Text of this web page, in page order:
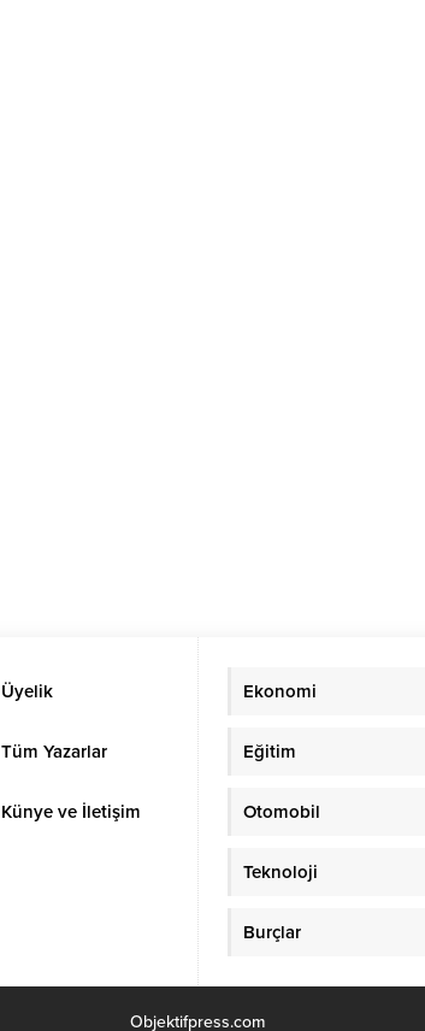
Üyelik
Tüm Yazarlar
Künye ve İletişim
Ekonomi
Eğitim
Otomobil
Teknoloji
Burçlar
Objektifpress.com